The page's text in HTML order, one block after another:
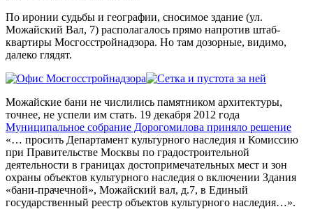
По иронии судьбы и географии, сносимое здание (ул.
Можайский Вал, 7) располагалось прямо напротив штаб-
квартиры Мосгосстройнадзора. Но там дозорные, видимо,
далеко глядят.
Можайские бани не числились памятником архитектуры,
точнее, не успели им стать. 19 декабря 2012 года
Муниципальное собрание Дорогомилова приняло решение
«… просить Департамент культурного наследия и Комиссию
при Правительстве Москвы по градостроительной
деятельности в границах достопримечательных мест и зон
охраны объектов культурного наследия о включении Здания
«бани-прачечной», Можайский вал, д.7, в Единый
государственный реестр объектов культурного наследия…».